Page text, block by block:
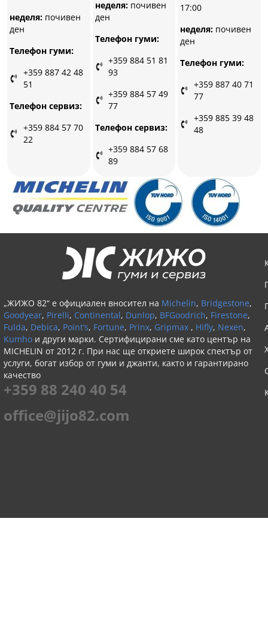
неделя: почивен
ден
Телефон гуми:
+359 887 42 48
51
Телефон сервиз:
+359 884 57 70
22
неделя:почивен
ден
Телефон гуми:
+359 884 51 81
93
+359 884 57 49
77
Телефон сервиз:
+359 884 57 68
89
17:00
неделя: почивен
ден
Телефон гуми:
+359 887 40 71
77
+359 885 39 48
48
„ЖИЖО 82“ е официален вносител на Michelin, Bridgestone,
Goodyear, Pirelli, Continental, Dunlop, BFGoodrich, Firestone,
Fulda, Debica, Point’s, Fortune, Prinx, Gripmax , Hifly, Nexen,
Kumho и други марки. Сертифицирани сме като център на
MICHELIN от 2012 г. При нас ще откриете широк спектър от
услуги, богат избор от гуми и джанти, както и гарантирано
качество
+359 88 240 40 54
office@jijo82.com